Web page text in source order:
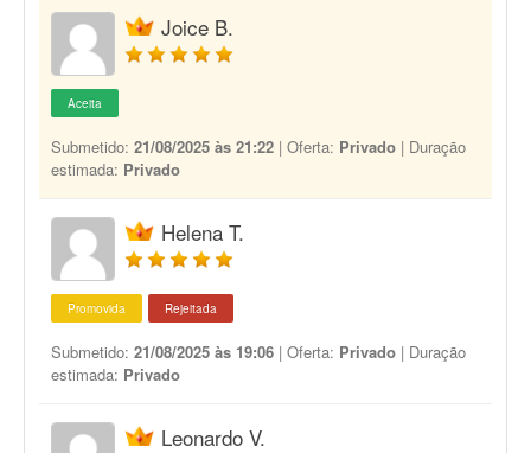
Joice B.
Aceita
Submetido: 21/08/2025 às 21:22 | Oferta: Privado | Duração
estimada: Privado
Helena T.
Promovida Rejeitada
Submetido: 21/08/2025 às 19:06 | Oferta: Privado | Duração
estimada: Privado
Leonardo V.